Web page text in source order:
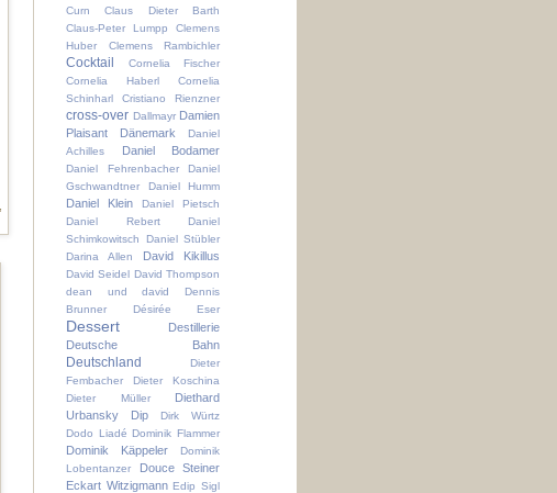
Curn
Claus Dieter Barth
Claus-Peter Lumpp
Clemens
Huber
Clemens Rambichler
Cocktail
Cornelia Fischer
Cornelia Haberl
Cornelia
Schinharl
Cristiano Rienzner
cross-over Dallmayr Damien
Plaisant
Dänemark
Daniel
Achilles
Daniel Bodamer
Daniel Fehrenbacher
Daniel
Gschwandtner
Daniel Humm
Daniel Klein
Daniel Pietsch
Daniel Rebert
Daniel
Schimkowitsch
Daniel Stübler
Darina Allen
David Kikillus
David Seidel David Thompson
dean und david
Dennis
Brunner
Désirée Eser
Dessert
Destillerie
Deutsche Bahn
Deutschland
Dieter
Fembacher
Dieter Koschina
Dieter Müller
Diethard
Urbansky
Dip
Dirk Würtz
Dodo Liadé Dominik Flammer
Dominik Käppeler
Dominik
Lobentanzer
Douce Steiner
Eckart Witzigmann Edip Sigl